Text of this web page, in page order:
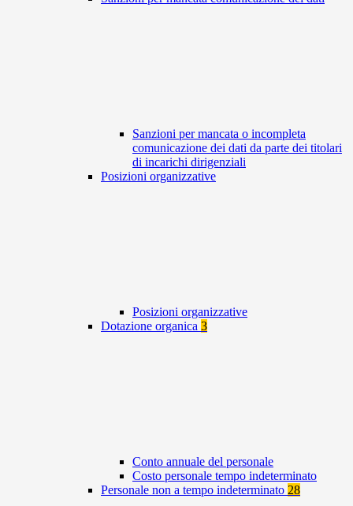
Sanzioni per mancata o incompleta
comunicazione dei dati da parte dei titolari
di incarichi dirigenziali
Posizioni organizzative
Posizioni organizzative
Dotazione organica 3
Conto annuale del personale
Costo personale tempo indeterminato
Personale non a tempo indeterminato 28